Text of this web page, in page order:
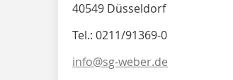
40549 Düsseldorf
Tel.: 0211/91369-0
info@sg-weber.de